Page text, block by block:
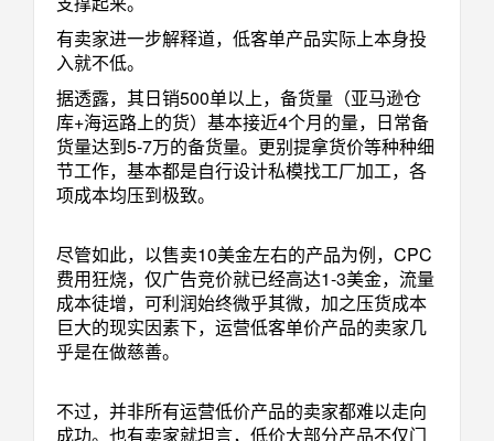
有卖家进一步解释道，低客单产品实际上本身投
入就不低。
据透露，其日销500单以上，备货量（亚马逊仓
库+海运路上的货）基本接近4个月的量，日常备
货量达到5-7万的备货量。更别提拿货价等种种细
节工作，基本都是自行设计私模找工厂加工，各
项成本均压到极致。
尽管如此，以售卖10美金左右的产品为例，CPC
费用狂烧，仅广告竞价就已经高达1-3美金，流量
成本徒增，可利润始终微乎其微，加之压货成本
巨大的现实因素下，运营低客单价产品的卖家几
乎是在做慈善。
不过，并非所有运营低价产品的卖家都难以走向
成功。也有卖家就坦言，低价大部分产品不仅门